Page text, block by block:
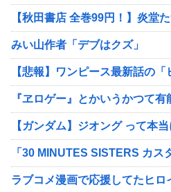
【秋田書店 全巻99円！】炎堂
みい山作者「デブはクズ」
【悲報】ワンピース最新話の
『ヱロゲー』とかいうかつて
【ガンダム】ジオング って本
「30 MINUTES SISTERS カ
ラブコメ漫画で応援してたヒ